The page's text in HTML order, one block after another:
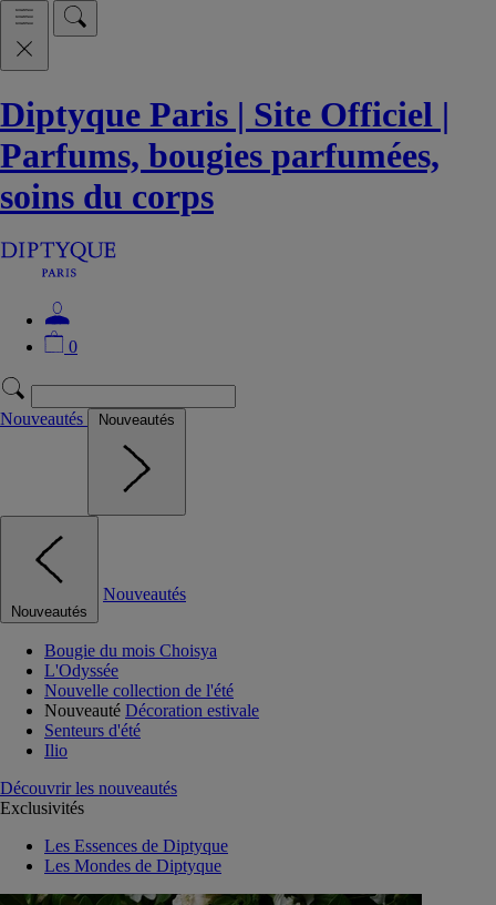
Diptyque Paris | Site Officiel |
Parfums, bougies parfumées,
soins du corps
0
Nouveautés Nouveautés
Nouveautés
Nouveautés
Bougie du mois Choisya
L'Odyssée
Nouvelle collection de l'été
Nouveauté Décoration estivale
Senteurs d'été
Ilio
Découvrir les nouveautés
Exclusivités
Les Essences de Diptyque
Les Mondes de Diptyque